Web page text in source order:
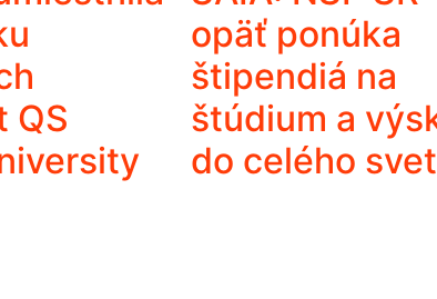
QS
opäť ponúka
štipendiá na
štúdium a
do celého